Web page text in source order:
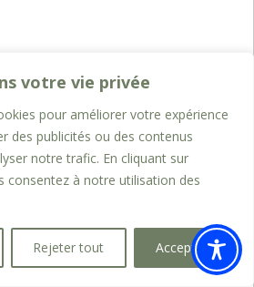
votre vie privée
pour améliorer votre expérience
des publicités ou des contenus
notre trafic. En cliquant sur
consentez à notre utilisation des
Rejeter tout Accepter